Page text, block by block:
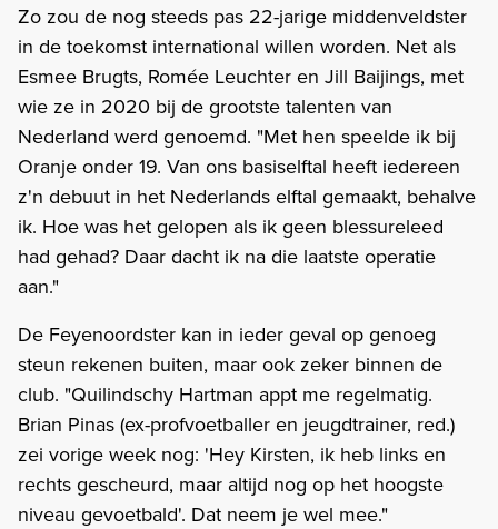
Zo zou de nog steeds pas 22-jarige middenveldster
in de toekomst international willen worden. Net als
Esmee Brugts, Romée Leuchter en Jill Baijings, met
wie ze in 2020 bij de grootste talenten van
Nederland werd genoemd. "Met hen speelde ik bij
Oranje onder 19. Van ons basiselftal heeft iedereen
z'n debuut in het Nederlands elftal gemaakt, behalve
ik. Hoe was het gelopen als ik geen blessureleed
had gehad? Daar dacht ik na die laatste operatie
aan."
De Feyenoordster kan in ieder geval op genoeg
steun rekenen buiten, maar ook zeker binnen de
club. "Quilindschy Hartman appt me regelmatig.
Brian Pinas (ex-profvoetballer en jeugdtrainer, red.)
zei vorige week nog: 'Hey Kirsten, ik heb links en
rechts gescheurd, maar altijd nog op het hoogste
niveau gevoetbald'. Dat neem je wel mee."